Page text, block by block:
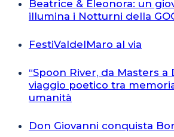
Beatrice & Eleonora: un
illumina i Notturni della
FestiValdelMaro al via
“Spoon River, da Masters a
viaggio poetico tra
umanità
Don Giovanni conquista